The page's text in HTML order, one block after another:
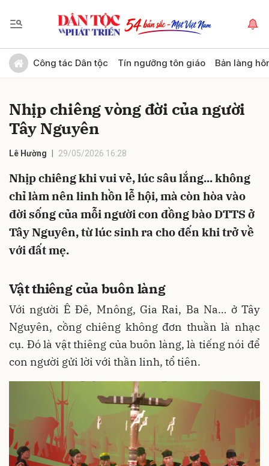
Công tác Dân tộc Tín ngưỡng tôn giáo Bản làng
Nhịp chiêng vòng đời của người
Tây Nguyên
Lê Hường 29/05/2026 16:28
Nhịp chiêng khi vui vẻ, lúc sâu lắng... không
chỉ làm nên linh hồn lễ hội, mà còn hòa vào
đời sống của mỗi người con đồng bào DTTS ở
Tây Nguyên, từ lúc sinh ra cho đến khi trở về
với đất mẹ.
Vật thiêng của buôn làng
Với người Ê Đê, Mnông, Gia Rai, Ba Na… ở Tây
Nguyên, cồng chiêng không đơn thuần là nhạc
cụ. Đó là vật thiêng của buôn làng, là tiếng nói để
con người gửi lời với thần linh, tổ tiên.
Gửi bình luận
Hủy Gửi